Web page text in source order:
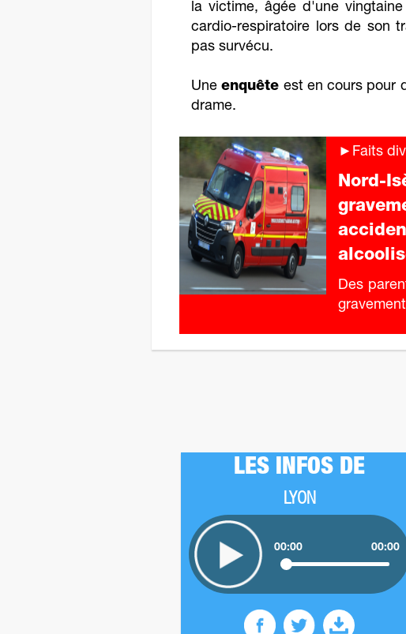
la victime, âgée d'une
cardio-respiratoire lors de son
pas survécu.
Uneenquête est en cours pour
drame.
►Faits
Des
LES INFOS DE
LYON
00:00 00:00